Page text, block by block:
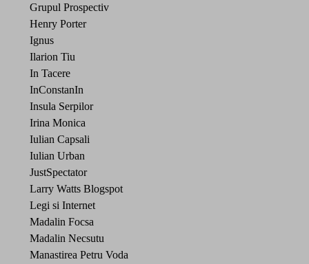
Grupul Prospectiv
Henry Porter
Ignus
Ilarion Tiu
In Tacere
InConstanIn
Insula Serpilor
Irina Monica
Iulian Capsali
Iulian Urban
JustSpectator
Larry Watts Blogspot
Legi si Internet
Madalin Focsa
Madalin Necsutu
Manastirea Petru Voda